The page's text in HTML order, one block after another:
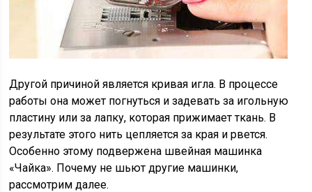
Другой причиной является кривая игла. В процессе
работы она может погнуться и задевать за игольную
пластину или за лапку, которая прижимает ткань. В
результате этого нить цепляется за края и рвется.
Особенно этому подвержена швейная машинка
«Чайка». Почему не шьют другие машинки,
рассмотрим далее.